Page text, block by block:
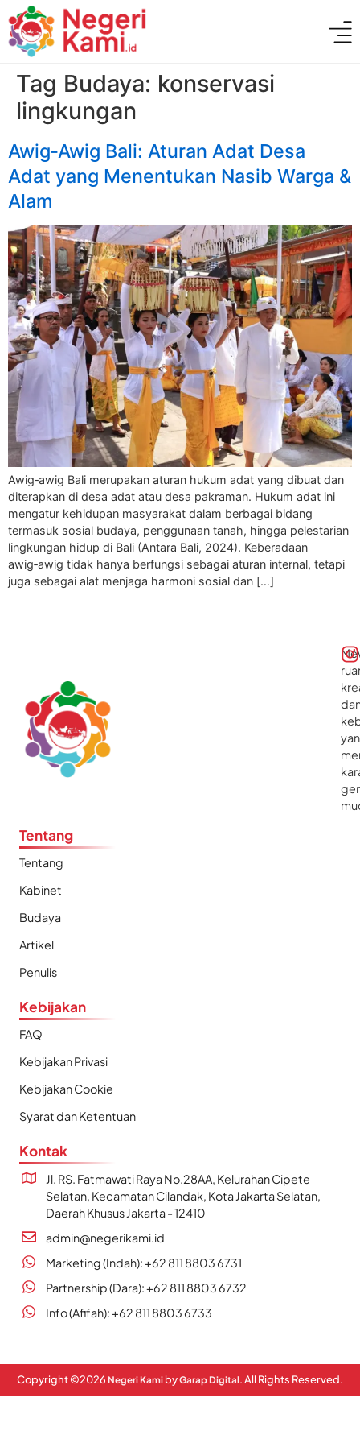
Tag Budaya: konservasi
lingkungan
Awig‑Awig Bali: Aturan Adat Desa
Adat yang Menentukan Nasib Warga &
Alam
Awig‑awig Bali merupakan aturan hukum adat yang dibuat dan
diterapkan di desa adat atau desa pakraman. Hukum adat ini
mengatur kehidupan masyarakat dalam berbagai bidang
termasuk sosial budaya, penggunaan tanah, hingga pelestarian
lingkungan hidup di Bali (Antara Bali, 2024). Keberadaan
awig‑awig tidak hanya berfungsi sebagai aturan internal, tetapi
juga sebagai alat menjaga harmoni sosial dan […]
Tentang
Tentang
Kabinet
Budaya
Artikel
Penulis
Kebijakan
FAQ
Kebijakan Privasi
Kebijakan Cookie
Syarat dan Ketentuan
Kontak
Jl. RS. Fatmawati Raya No.28AA, Kelurahan Cipete
Selatan, Kecamatan Cilandak, Kota Jakarta Selatan,
Daerah Khusus Jakarta - 12410
admin@negerikami.id
Marketing (Indah): +62 811 8803 6731
Partnership (Dara): +62 811 8803 6732
Info (Afifah): +62 811 8803 6733
Copyright ©2026 Negeri Kami byGarap Digital. All Rights Reserved.